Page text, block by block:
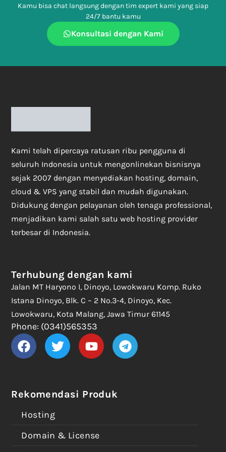
Kamu bisa chat langsung dengan tim expert kami yang siap
24/7 bantu kamu
Konsultasi dengan Kami
Kami telah dipercaya ratusan ribu pengguna di
seluruh Indonesia untuk mengonlinekan bisnisnya
sejak 2007 dengan menyediakan hosting, domain,
cloud & VPS yang stabil dan mudah digunakan.
Didukung dengan pelayanan oleh tenaga professional,
menjadikan kami salah satu web hosting provider
terbesar di Indonesia.
Rekomendasi Produk
Hosting
Domain & License
Terhubung dengan kami
Jalan MT Haryono I, Dinoyo, Lowokwaru Komp. Ruko
Istana Dinoyo, Blk. C – 2 No.3-4, Dinoyo, Kec.
Lowokwaru, Kota Malang, Jawa Timur 61145
Phone: (0341)565353